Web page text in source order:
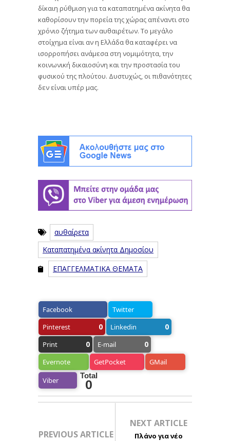
δίκαιη ρύθμιση για τα καταπατημένα ακίνητα θα
καθορίσουν την πορεία της χώρας απέναντι στο
χρόνιο ζήτημα των αυθαιρέτων. Το μεγάλο
στοίχημα είναι αν η Ελλάδα θα καταφέρει να
ισορροπήσει ανάμεσα στη νομιμότητα, την
κοινωνική δικαιοσύνη και την προστασία του
φυσικού της πλούτου. Δυστυχώς, οι πιθανότητες
δεν είναι υπέρ μας.
αυθαίρετα
Καταπατημένα ακίνητα Δημοσίου
ΕΠΑΓΓΕΛΜΑΤΙΚΑ ΘΕΜΑΤΑ
Facebook
Twitter
Pinterest
0 Linkedin 0
Print 0 E-mail 0
Evernote GetPocket GMail
Viber
Total
0
PREVIOUS ARTICLE
NEXT ARTICLE
Πλάνο για νέο